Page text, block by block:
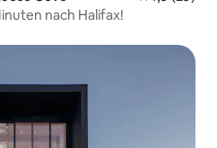
nach Halifax!